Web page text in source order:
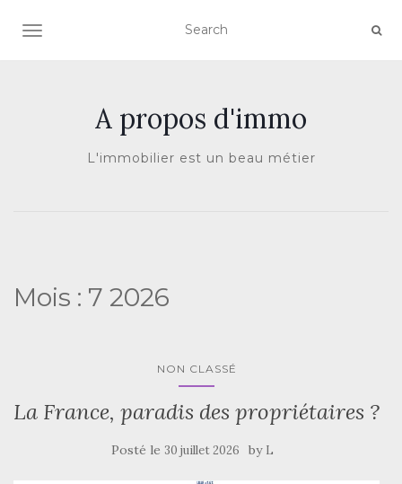
AFFICHER/MASQUER LA NAVIGATION
A propos d'immo
L'immobilier est un beau métier
Mois : 7 2026
NON CLASSÉ
La France, paradis des propriétaires ?
Posté le 30 juillet 2026 by L